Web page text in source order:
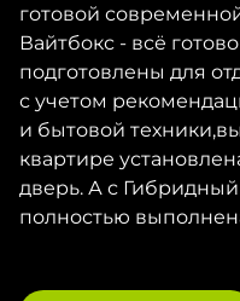
готовой
Вайтбокс - всё
подготовлены для
с учетом
и бытовой
квартире
дверь. А с
полностью